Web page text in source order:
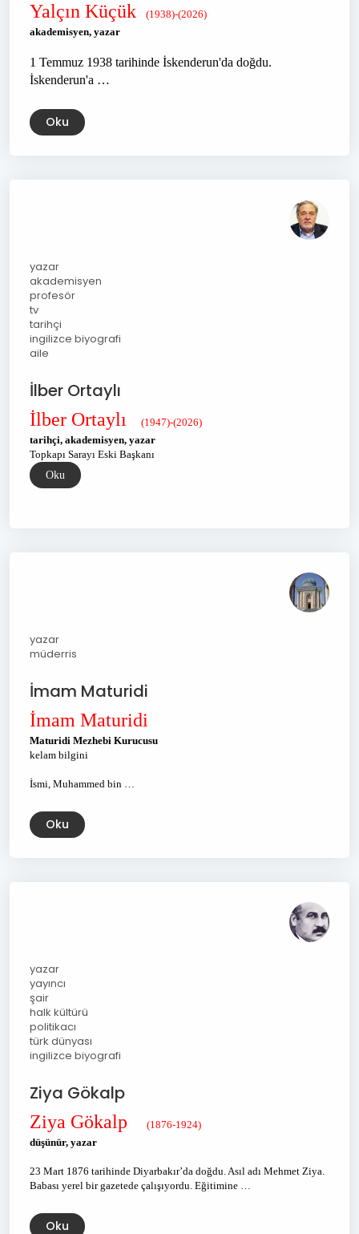
Yalçın Küçük
(1938)-(2026)
akademisyen, yazar
1 Temmuz 1938 tarihinde İskenderun'da doğdu.
İskenderun'a …
Oku
yazar
akademisyen
profesör
tv
tarihçi
ingilizce biyografi
aile
İlber Ortaylı
İlber Ortaylı
(1947)-(2026)
tarihçi, akademisyen, yazar
Topkapı Sarayı Eski Başkanı
Oku
yazar
müderris
İmam Maturidi
İmam Maturidi
Maturidi Mezhebi Kurucusu
kelam bilgini
İsmi, Muhammed bin …
Oku
yazar
yayıncı
şair
halk kültürü
politikacı
türk dünyası
ingilizce biyografi
Ziya Gökalp
Ziya Gökalp
(1876-1924)
düşünür, yazar
23 Mart 1876 tarihinde Diyarbakır’da doğdu. Asıl adı Mehmet Ziya.
Babası yerel bir gazetede çalışıyordu. Eğitimine …
Oku